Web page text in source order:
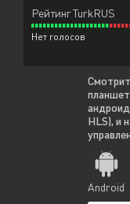
Рейтинг TurkRUS
Нет голосов
HLS), и
Android